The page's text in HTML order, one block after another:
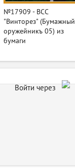
№17909 - ВСС
"Винторез" (Бумажный
оружейникъ 05) из
бумаги